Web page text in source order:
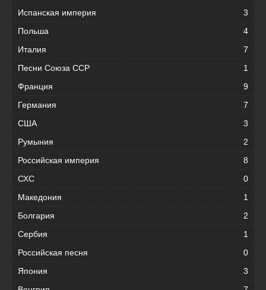
Испанская империя
3
Польша
4
Италия
7
Песни Союза ССР
1
Франция
9
Германия
7
США
3
Румыния
2
Российская империя
8
СХС
0
Македония
1
Болгария
2
Сербия
1
Российская песня
0
Япония
3